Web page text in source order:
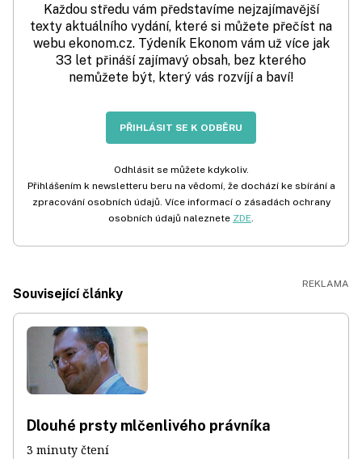
Každou středu vám představíme nejzajímavější
texty aktuálního vydání, které si můžete přečíst na
webu ekonom.cz. Týdeník Ekonom vám už více jak
33 let přináší zajímavý obsah, bez kterého
nemůžete být, který vás rozvíjí a baví!
PŘIHLÁSIT SE K ODBĚRU
Odhlásit se můžete kdykoliv.
Přihlášením k newsletteru beru na vědomí, že dochází ke sbírání a
zpracování osobních údajů. Více informací o zásadách ochrany
osobních údajů naleznete ZDE
Související články
Dlouhé prsty mlčenlivého právníka
3 minuty čtení